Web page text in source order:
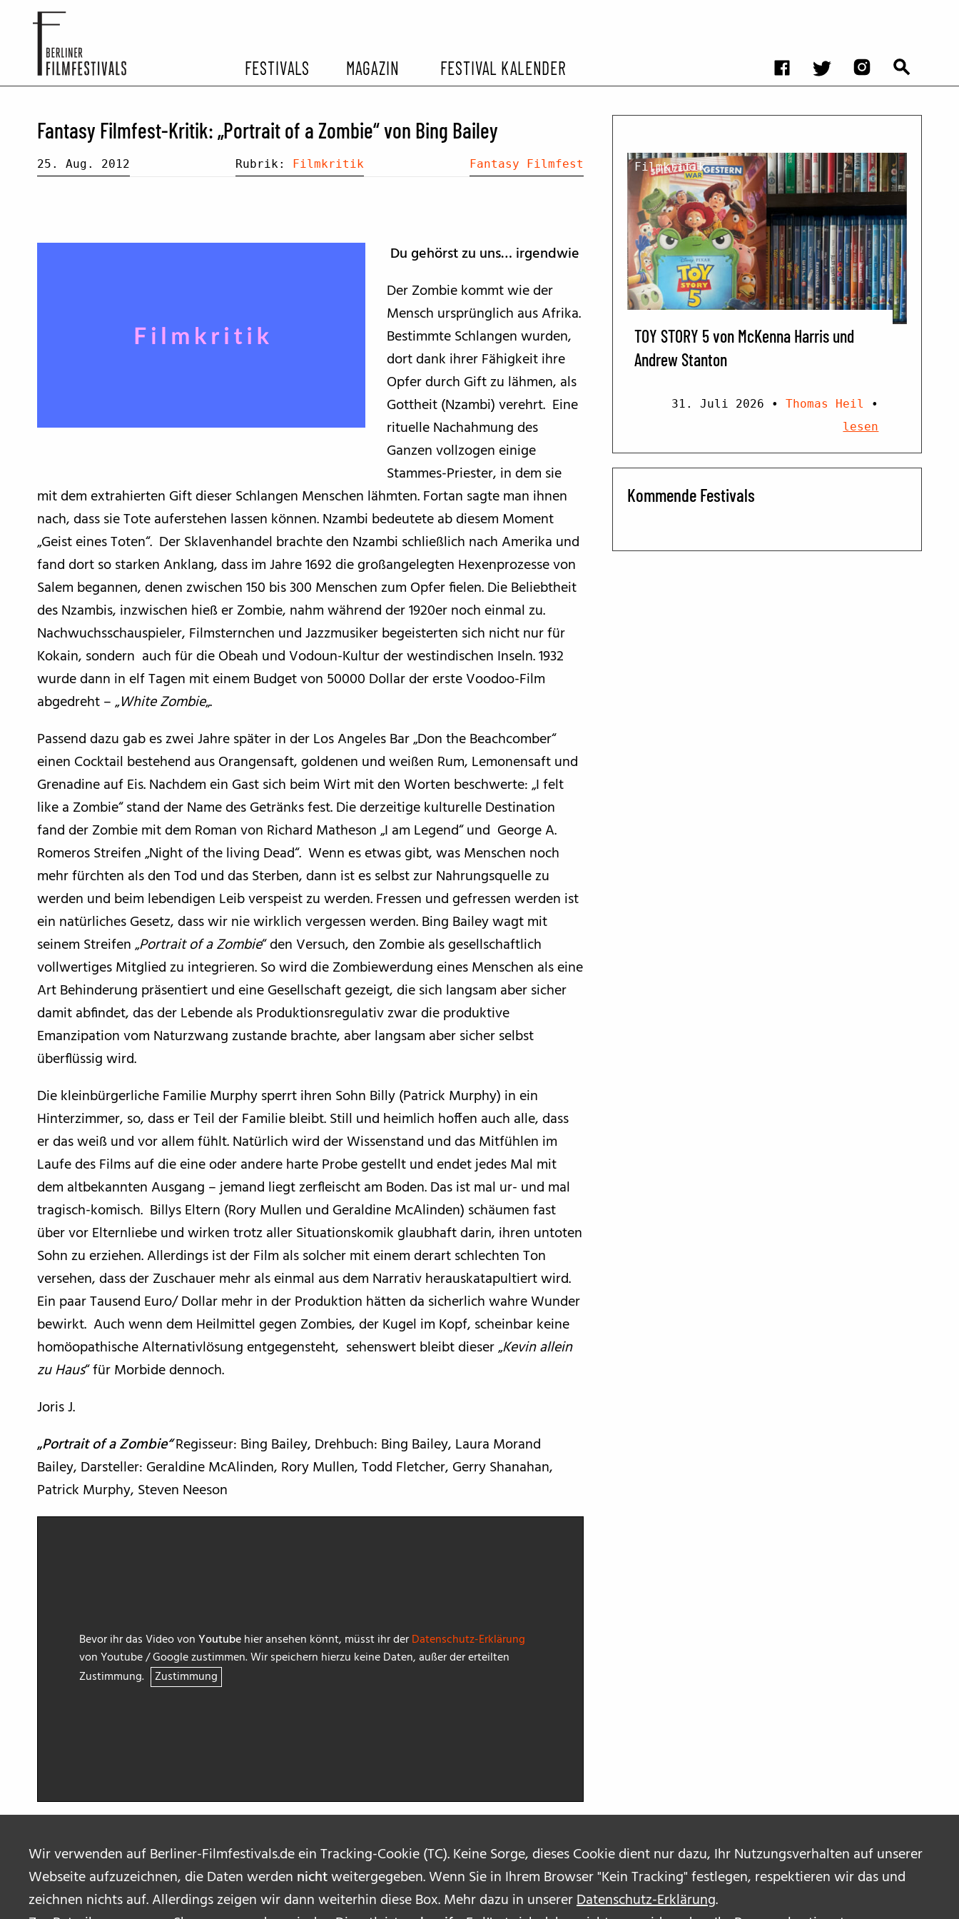
Wir verwenden auf Berliner-Filmfestivals.de ein Tracking-Cookie (TC). Keine Sorge, dieses Cookie dient nur dazu, Ihr Nutzungsverhalten auf unserer
Webseite aufzuzeichnen, die Daten werden nichtweitergegeben. Wenn Sie in Ihrem Browser "Kein Tracking" festlegen, respektieren wir das und
zeichnen nichts auf. Allerdings zeigen wir dann weiterhin diese Box. Mehr dazu in unsererDatenschutz-Erklärung.
FESTIVALS
ARCHIV EHEMALIGER FILMFESTIVALS
MAGAZIN
FESTIVALBERICHTE
FILMKRITIKEN
FILM- UND SERIEN-TIPPS
BFF ON THE ROAD
FESTIVAL KALENDER
Fantasy Filmfest-Kritik: „Portrait of a Zombie“ von Bing Bailey
25. Aug. 2012 Rubrik: Filmkritik Fantasy Filmfest
Du gehörst zu uns… irgendwie
Der Zombie kommt wie der
Mensch ursprünglich aus Afrika.
Bestimmte Schlangen wurden,
dort dank ihrer Fähigkeit ihre
Opfer durch Gift zu lähmen, als
Gottheit (Nzambi) verehrt. Eine
rituelle Nachahmung des
Ganzen vollzogen einige
Stammes-Priester, in dem sie
mit dem extrahierten Gift dieser Schlangen Menschen lähmten. Fortan sagte man ihnen
nach, dass sie Tote auferstehen lassen können. Nzambi bedeutete ab diesem Moment
„Geist eines Toten“. Der Sklavenhandel brachte den Nzambi schließlich nach Amerika und
fand dort so starken Anklang, dass im Jahre 1692 die großangelegten Hexenprozesse von
Salem begannen, denen zwischen 150 bis 300 Menschen zum Opfer fielen. Die Beliebtheit
des Nzambis, inzwischen hieß er Zombie, nahm während der 1920er noch einmal zu.
Nachwuchsschauspieler, Filmsternchen und Jazzmusiker begeisterten sich nicht nur für
Kokain, sondern auch für die Obeah und Vodoun-Kultur der westindischen Inseln. 1932
wurde dann in elf Tagen mit einem Budget von 50000 Dollar der erste Voodoo-Film
abgedreht – „White Zombie„.
Passend dazu gab es zwei Jahre später in der Los Angeles Bar „Don the Beachcomber“
einen Cocktail bestehend aus Orangensaft, goldenen und weißen Rum, Lemonensaft und
Grenadine auf Eis. Nachdem ein Gast sich beim Wirt mit den Worten beschwerte: „I felt
like a Zombie“ stand der Name des Getränks fest. Die derzeitige kulturelle Destination
fand der Zombie mit dem Roman von Richard Matheson „I am Legend“ und George A.
Romeros Streifen „Night of the living Dead“. Wenn es etwas gibt, was Menschen noch
mehr fürchten als den Tod und das Sterben, dann ist es selbst zur Nahrungsquelle zu
werden und beim lebendigen Leib verspeist zu werden. Fressen und gefressen werden ist
ein natürliches Gesetz, dass wir nie wirklich vergessen werden. Bing Bailey wagt mit
seinem Streifen „Portrait of a Zombie“ den Versuch, den Zombie als gesellschaftlich
vollwertiges Mitglied zu integrieren. So wird die Zombiewerdung eines Menschen als eine
Art Behinderung präsentiert und eine Gesellschaft gezeigt, die sich langsam aber sicher
damit abfindet, das der Lebende als Produktionsregulativ zwar die produktive
Emanzipation vom Naturzwang zustande brachte, aber langsam aber sicher selbst
überflüssig wird.
Die kleinbürgerliche Familie Murphy sperrt ihren Sohn Billy (Patrick Murphy) in ein
Hinterzimmer, so, dass er Teil der Familie bleibt. Still und heimlich hoffen auch alle, dass
er das weiß und vor allem fühlt. Natürlich wird der Wissenstand und das Mitfühlen im
Laufe des Films auf die eine oder andere harte Probe gestellt und endet jedes Mal mit
dem altbekannten Ausgang – jemand liegt zerfleischt am Boden. Das ist mal ur- und mal
tragisch-komisch. Billys Eltern (Rory Mullen und Geraldine McAlinden) schäumen fast
über vor Elternliebe und wirken trotz aller Situationskomik glaubhaft darin, ihren untoten
Sohn zu erziehen. Allerdings ist der Film als solcher mit einem derart schlechten Ton
versehen, dass der Zuschauer mehr als einmal aus dem Narrativ herauskatapultiert wird.
Ein paar Tausend Euro/ Dollar mehr in der Produktion hätten da sicherlich wahre Wunder
bewirkt. Auch wenn dem Heilmittel gegen Zombies, der Kugel im Kopf, scheinbar keine
homöopathische Alternativlösung entgegensteht, sehenswert bleibt dieser „Kevin allein
zu Haus“ für Morbide dennoch.
Joris J.
„Portrait of a Zombie“Regisseur: Bing Bailey, Drehbuch: Bing Bailey, Laura Morand
Bailey, Darsteller: Geraldine McAlinden, Rory Mullen, Todd Fletcher, Gerry Shanahan,
Patrick Murphy, Steven Neeson
Bevor ihr das Video vonYoutubehier ansehen könnt, müsst ihr derDatenschutz-Erklärung
von Youtube / Google zustimmen. Wir speichern hierzu keine Daten, außer der erteilten
Zustimmung. Zustimmung
Filmkritik
TOY STORY 5 von McKenna Harris und
Andrew Stanton
31. Juli 2026 • Thomas Heil
•
lesen
Kommende Festivals